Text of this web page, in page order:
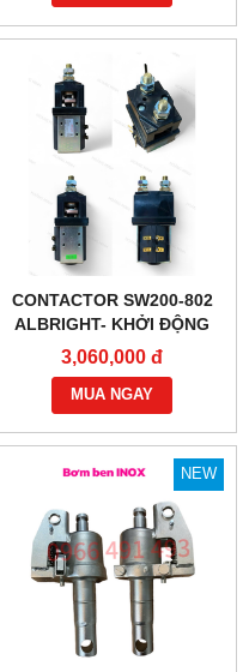
CONTACTOR SW200-802
ALBRIGHT- KHỞI ĐỘNG
TỪ 80V400A
3,060,000 đ
MUA NGAY
NEW